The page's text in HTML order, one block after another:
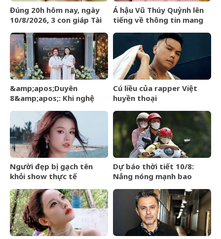
Đúng 20h hôm nay, ngày
10/8/2026, 3 con giáp Tài
nhà, đổi đời ngoạn mục
Á hậu Vũ Thúy Quỳnh lên
tiếng về thông tin mang
&amp;apos;Duyên
8&amp;apos;: Khi nghệ
– đạo học giữa lòng Hà Nội
Cú liều của rapper Việt
huyền thoại
Người đẹp bị gạch tên
khỏi show thực tế
Dự báo thời tiết 10/8:
Nắng nóng mạnh bao
nơi 38 độ